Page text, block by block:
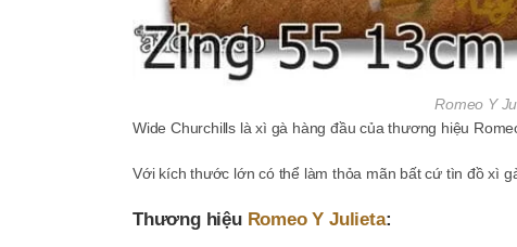
Romeo Y
Wide Churchills là xì gà hàng đầu của thương hiệu
Với kích thước lớn có thể làm thỏa mãn bất cứ tìn đồ xì
Thương hiệu Romeo Y Julieta: